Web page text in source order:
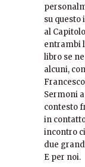
su
al
entrambi
libro se
alcuni,
Sermoni
contesto
in
incontro
due
E per noi.